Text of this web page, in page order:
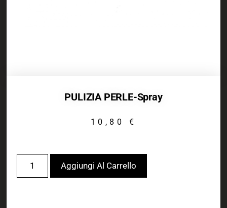
PULIZIA PERLE-Spray
10,80 €
Aggiungi Al Carrello